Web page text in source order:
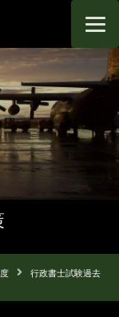
行政書士試験過去